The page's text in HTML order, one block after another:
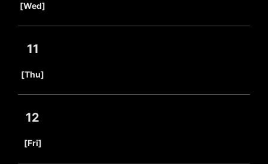
[Wed]
11
[Thu]
12
[Fri]